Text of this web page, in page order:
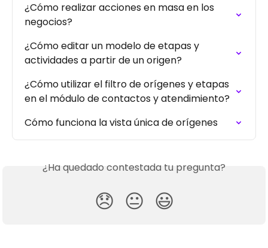
¿Cómo realizar acciones en masa en los
negocios?
¿Cómo editar un modelo de etapas y
actividades a partir de un origen?
¿Cómo utilizar el filtro de orígenes y etapas
en el módulo de contactos y atendimiento?
Cómo funciona la vista única de orígenes
¿Ha quedado contestada tu pregunta?
😞 😐 😃